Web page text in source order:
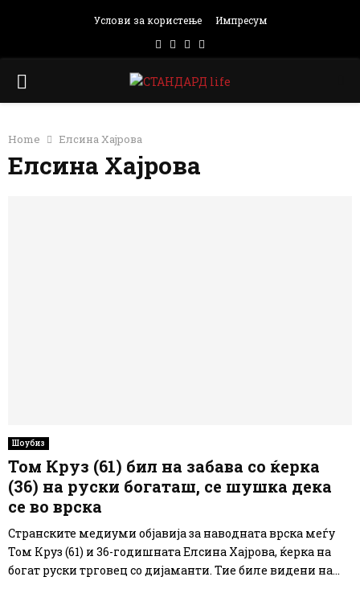
Услови за користење Импресум
Facebook
Instagram
Email
PRIMARY
Home Елсина Хајрова
Елсина Хајрова
Шоубиз
Том Круз (61) бил на забава со ќерка
(36) на руски богаташ, се шушка дека
се во врска
Странските медиуми објавија за наводната врска меѓу
Том Круз (61) и 36-годишната Елсина Хајрова, ќерка на
богат руски трговец со дијаманти. Тие биле видени на...